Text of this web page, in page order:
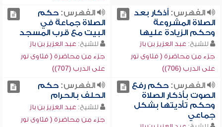
الفهرس:أذكار بعد
الصلاة المشروعة
وحكم الزيادة عليها
للشيخ: عبد العزيز بن باز
جزء من محاضرة ( فتاوى نور
على الدرب (706))
الفهرس:حكم
الصلاة جماعة في
البيت مع قرب المسجد
للشيخ: عبد العزيز بن باز
جزء من محاضرة ( فتاوى نور
على الدرب (707))
الفهرس:حكم رفع
الصوت بأذكار الصلاة
وحكم تأديتها بشكل
جماعي
الفهرس:حكم
الحلف بالحرام
للشيخ: عبد العزيز بن باز
جزء من محاضرة ( فتاوى نور